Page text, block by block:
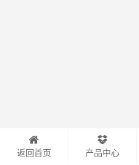
返回首页 产品中心